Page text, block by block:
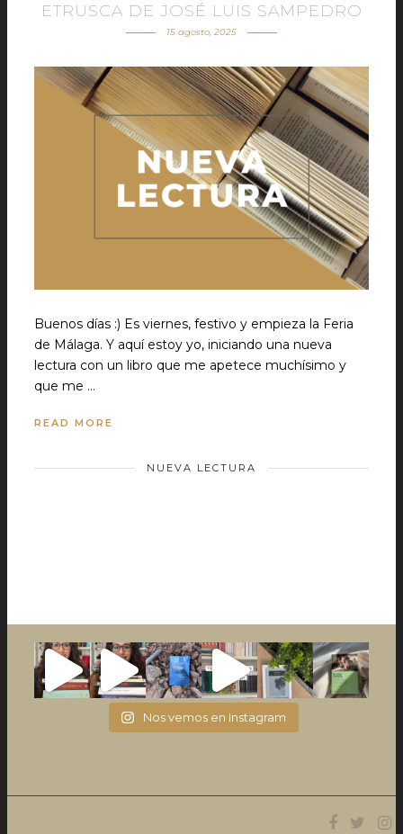
ETRUSCA DE JOSÉ LUIS SAMPEDRO
15 agosto, 2025
Buenos días :) Es viernes, festivo y empieza la Feria
de Málaga. Y aquí estoy yo, iniciando una nueva
lectura con un libro que me apetece muchísimo y
que me …
READ MORE
NUEVA LECTURA
Nos vemos en Instagram